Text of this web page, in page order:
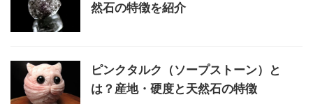
然石の特徴を紹介
ピンクタルク（ソープストーン）と
は？産地・硬度と天然石の特徴